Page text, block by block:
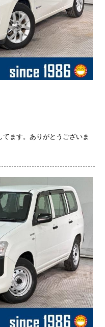
ます。ありがとうございま